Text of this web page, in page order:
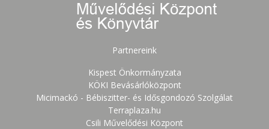
Partnereink
Kispest Önkormányzata
KÖKI Bevásárlóközpont
Micimackó - Bébiszitter- és Idősgondozó Szolgálat
Terraplaza.hu
Csili Művelődési Központ